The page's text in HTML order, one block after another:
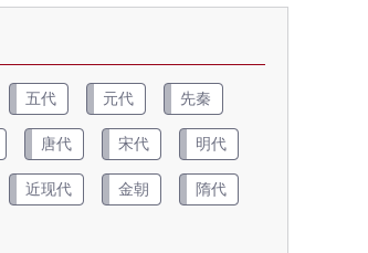
五代 元代 先秦
唐代 宋代 明代
近现代 金朝 隋代